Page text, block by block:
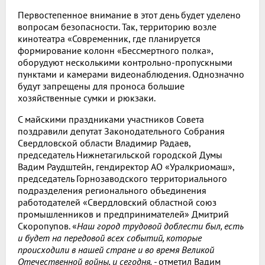
Первостепенное внимание в этот день будет уделено
вопросам безопасности. Так, территорию возле
кинотеатра «Современник, где планируется
формирование колонн «Бессмертного полка»,
оборудуют несколькими контрольно-пропускными
пунктами и камерами видеонаблюдения. Однозначно
будут запрещены для проноса большие
хозяйственные сумки и рюкзаки.
С майскими праздниками участников Совета
поздравили депутат Законодательного Собрания
Свердловской области Владимир Радаев,
председатель Нижнетагильской городской Думы
Вадим Раудштейн, гендиректор АО «Уралкриомаш»,
председатель Горнозаводского территориального
подразделения регионального объединения
работодателей «Свердловский областной союз
промышленников и предпринимателей» Дмитрий
Скоропупов. «Наш город трудовой доблести был, есть
и будет на передовой всех событий, которые
происходили в нашей стране и во время Великой
Отечественной войны, и сегодня, -отметил Вадим